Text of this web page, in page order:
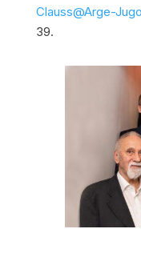
Clauss@Arge-
39.